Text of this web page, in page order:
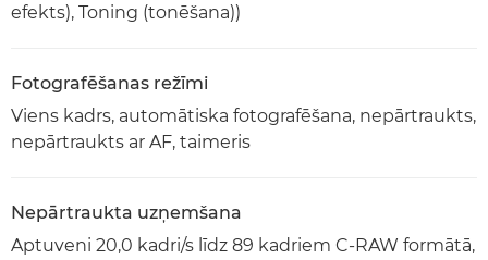
efekts), Toning (tonēšana))
Fotografēšanas režīmi
Viens kadrs, automātiska fotografēšana, nepārtraukts,
nepārtraukts ar AF, taimeris
Nepārtraukta uzņemšana
Aptuveni 20,0 kadri/s līdz 89 kadriem C-RAW formātā,